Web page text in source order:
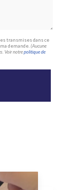
transmises dans ce
demande.(Aucune
Voir notrepolitique de